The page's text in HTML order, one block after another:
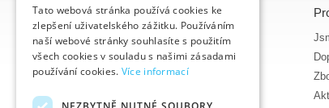
Informace
Úvodní strana
Kontakt
Mapa stránek
ENGLISH
GERMAN
Tato webová stránka používá cookies ke
zlepšení uživatelského zážitku. Používáním
naší webové stránky souhlasíte s použitím
všech cookies v souladu s našimi zásadami
používání cookies. Více informací